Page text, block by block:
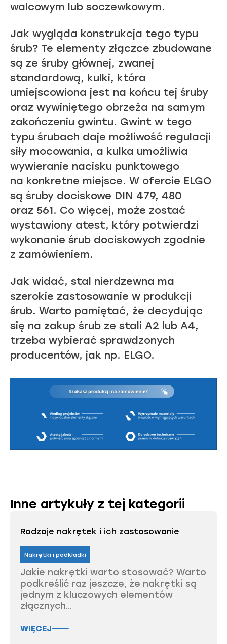
walcowym lub soczewkowym.
Jak wygląda konstrukcja tego typu
śrub? Te elementy złączce zbudowane
są ze śruby głównej, zwanej
standardową, kulki, która
umiejscowiona jest na końcu tej śruby
oraz wywiniętego obrzeża na samym
zakończeniu gwintu. Gwint w tego
typu śrubach daje możliwość regulacji
siły mocowania, a kulka umożliwia
wywieranie nacisku punktowego
na konkretne miejsce. W ofercie ELGO
są śruby dociskowe DIN 479, 480
oraz 561. Co więcej, może zostać
wystawiony atest, który potwierdzi
wykonanie śrub dociskowych zgodnie
z zamówieniem.
Jak widać, stal nierdzewna ma
szerokie zastosowanie w produkcji
śrub. Warto pamiętać, że decydując
się na zakup śrub ze stali A2 lub A4,
trzeba wybierać sprawdzonych
producentów, jak np. ELGO.
Inne artykuły z tej kategorii
Rodzaje nakrętek i ich zastosowanie
Nakrętki i podkładki
Jakie nakrętki warto stosować? Warto
podkreślić raz jeszcze, że nakrętki są
jednym z kluczowych elementów
złącznych...
WIĘCEJ